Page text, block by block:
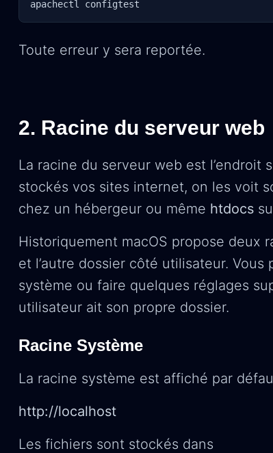
apachectl configtest
Toute erreur y sera reportée.
2. Racine du serveur web
La racine du serveur web est l’endroit
stockés vos sites internet, on les voit
chez un hébergeur ou même htdocs
Historiquement macOS propose deux
et l’autre dossier côté utilisateur.
système ou faire quelques réglages
utilisateur ait son propre dossier.
Racine Système
La racine système est affiché par
http://localhost
Les fichiers sont stockés dans